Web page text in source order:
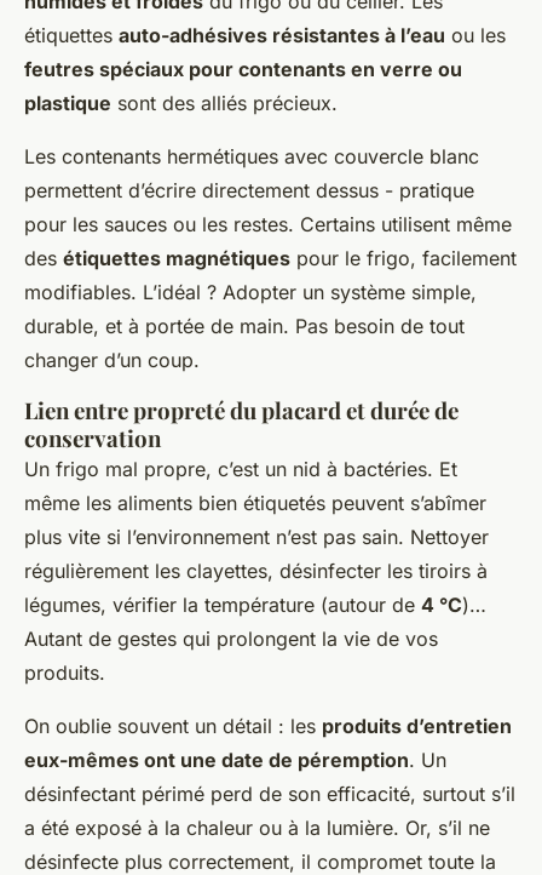
étiquettes auto-adhésives résistantes à l’eau ou les
feutres spéciaux pour contenants en verre ou
plastique sont des alliés précieux.
Les contenants hermétiques avec couvercle blanc
permettent d’écrire directement dessus - pratique
pour les sauces ou les restes. Certains utilisent même
des étiquettes magnétiques pour le frigo, facilement
modifiables. L’idéal ? Adopter un système simple,
durable, et à portée de main. Pas besoin de tout
changer d’un coup.
Lien entre propreté du placard et durée de
conservation
Un frigo mal propre, c’est un nid à bactéries. Et
même les aliments bien étiquetés peuvent s’abîmer
plus vite si l’environnement n’est pas sain. Nettoyer
régulièrement les clayettes, désinfecter les tiroirs à
légumes, vérifier la température (autour de 4 °C)…
Autant de gestes qui prolongent la vie de vos
produits.
On oublie souvent un détail : les produits d’entretien
eux-mêmes ont une date de péremption. Un
désinfectant périmé perd de son efficacité, surtout s’il
a été exposé à la chaleur ou à la lumière. Or, s’il ne
désinfecte plus correctement, il compromet toute la